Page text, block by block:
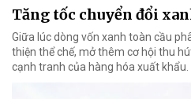
Tăng tốc chuyển đổi
Giữa lúc dòng vốn xanh toàn cầu
thiện thể chế, mở thêm cơ hội thu
cạnh tranh của hàng hóa xuất khẩu.